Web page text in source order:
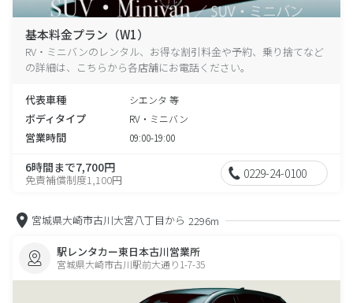
基本料金プラン（W1）
RV・ミニバンのレンタル、お得な割引料金や予約、乗り捨てなど
の詳細は、こちらから各店舗にお電話ください。
代表車種 シエンタ 等
ボディタイプ RV・ミニバン
営業時間 09:00-19:00
6時間まで7,700円
免責補償制度1,100円 0229-24-0100
宮城県大崎市古川大宮八丁目から 2296m
駅レンタカー東日本古川営業所
宮城県大崎市古川駅前大通り1-7-35